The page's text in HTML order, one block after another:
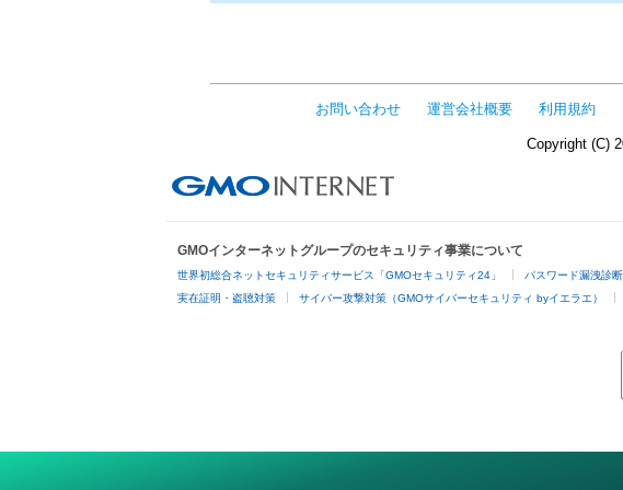
お問い合わせ 運営会社概要 利用規約
Copyright (C)
GMOインターネットグループのセキュリティ事業について
世界初総合ネットセキュリティサービス「GMOセキュリティ24」 パスワード漏洩診断
実在証明・盗聴対策 サイバー攻撃対策（GMOサイバーセキュリティ byイエラエ）